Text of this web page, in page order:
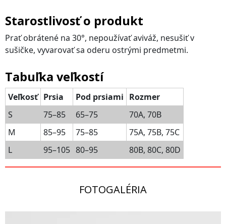
Starostlivosť o produkt
Prať obrátené na 30°, nepoužívať aviváž, nesušiť v
sušičke, vyvarovať sa oderu ostrými predmetmi.
Tabuľka veľkostí
Veľkosť Prsia Pod prsiami Rozmer
S
75–85 65–75
70A, 70B
M
85–95 75–85
75A, 75B, 75C
L
95–105 80–95 80B, 80C, 80D
FOTOGALÉRIA